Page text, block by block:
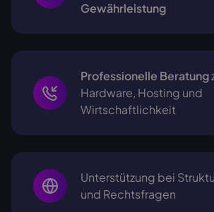
Gewährleistung
Professionelle Beratung
Hardware, Hosting und
Wirtschaftlichkeit
Unterstützung bei
und Rechtsfragen